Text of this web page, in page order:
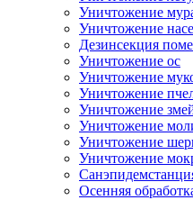
Уничтожение
Уничтожение
Дезинсекция
Уничтожение ос
Уничтожение
Уничтожение
Уничтожение
Уничтожение
Уничтожение
Уничтожение
Осенняя